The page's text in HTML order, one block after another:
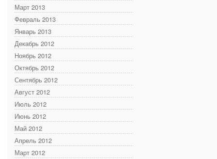
Март 2013
Февраль 2013
Январь 2013
Декабрь 2012
Ноябрь 2012
Октябрь 2012
Сентябрь 2012
Август 2012
Июль 2012
Июнь 2012
Май 2012
Апрель 2012
Март 2012